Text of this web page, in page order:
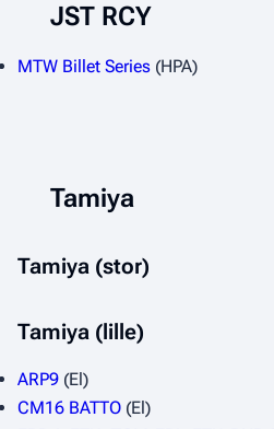
JST RCY
MTW Billet Series (HPA)
Tamiya
Tamiya (stor)
Tamiya (lille)
ARP9 (El)
CM16 BATTO (El)